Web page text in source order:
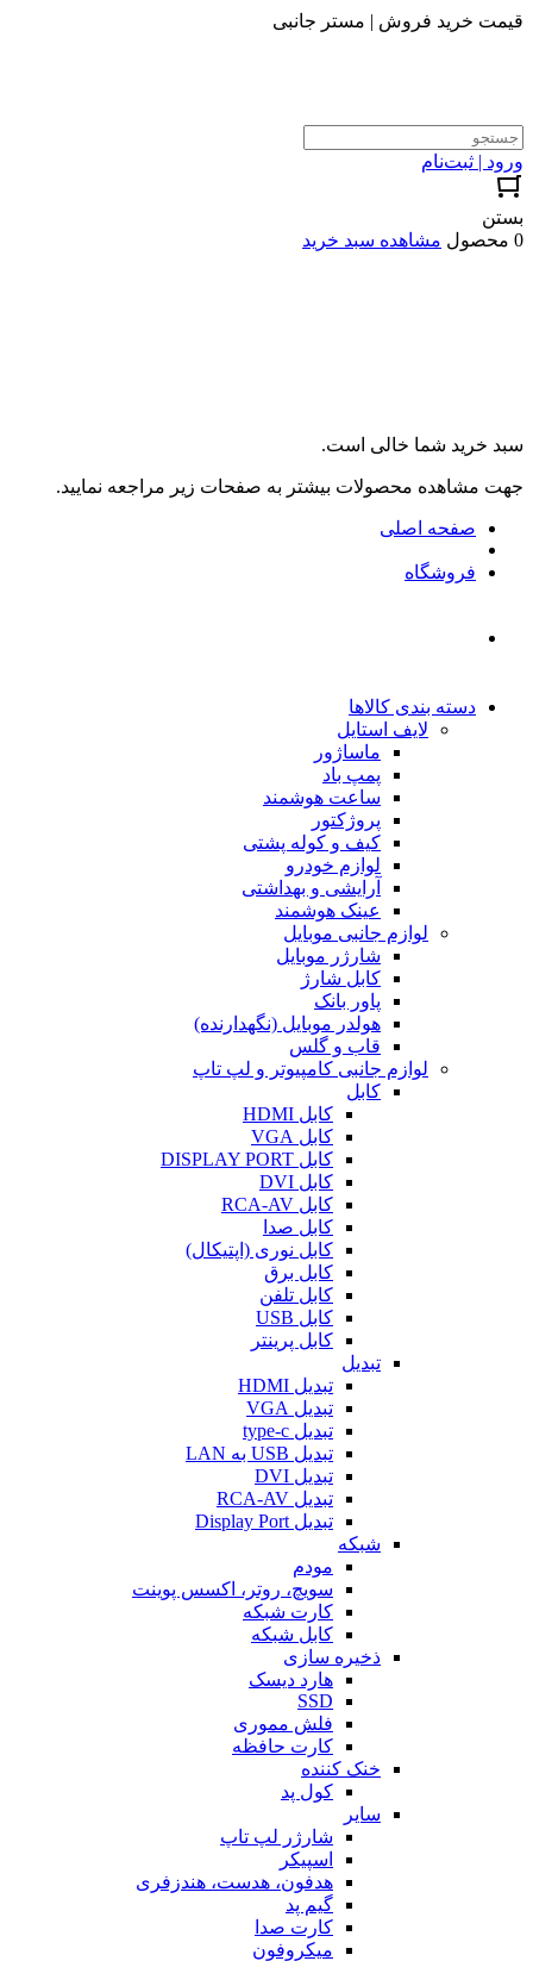
قیمت خرید فروش | مستر جانبی
ورود | ثبت‌نام
بستن
0 محصول
مشاهده سبد خرید
سبد خرید شما خالی است.
جهت مشاهده محصولات بیشتر به صفحات زیر مراجعه نمایید.
صفحه اصلی
فروشگاه
دسته بندی کالاها
لایف استایل
ماساژور
پمپ باد
ساعت هوشمند
پروژکتور
کیف و کوله پشتی
لوازم خودرو
آرایشی و بهداشتی
عینک هوشمند
لوازم جانبی موبایل
شارژر موبایل
کابل شارژ
پاور بانک
هولدر موبایل (نگهدارنده)
قاب و گلس
لوازم جانبی کامپیوتر و لپ تاپ
کابل
کابل HDMI
کابل VGA
کابل DISPLAY PORT
کابل DVI
کابل RCA-AV
کابل صدا
کابل نوری (اپتیکال)
کابل برق
کابل تلفن
کابل USB
کابل پرینتر
تبدیل
تبدیل HDMI
تبدیل VGA
تبدیل type-c
تبدیل USB به LAN
تبدیل DVI
تبدیل RCA-AV
تبدیل Display Port
شبکه
مودم
سویچ، روتر، اکسس پوینت
کارت شبکه
کابل شبکه
ذخیره سازی
هارد دیسک
SSD
فلش مموری
کارت حافظه
خنک کننده
کول پد
سایر
شارژر لپ تاپ
اسپیکر
هدفون، هدست، هندزفری
گیم پد
کارت صدا
میکروفون